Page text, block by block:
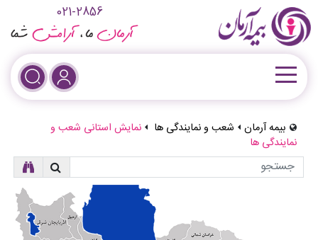
021-2856
بیمه آرمان شعب و نمایندگی ها
نمایش استانی شعب و
نمایندگی ها